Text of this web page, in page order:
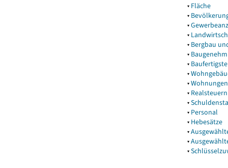
▾ Fläche
▾
▾
▾
▾ Bergbau
▾
▾
▾
▾Wohnungen
▾ Realsteuern
▾
▾ Personal
▾ Hebesätze
▾
▾
▾